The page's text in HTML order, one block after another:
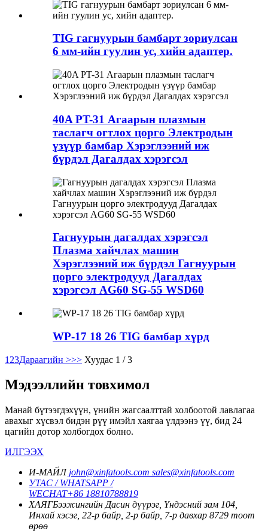
TIG гагнуурын бамбарт зориулсан
6 мм-ийн гуулин ус, хийн адаптер.
40A PT-31 Агаарын плазмын
таслагч огтлох цорго Электродын
үзүүр бамбар Хэрэглээний иж
бүрдэл Дагалдах хэрэгсэл
Гагнуурын дагалдах хэрэгсэл
Плазма хайчлах машин
Хэрэглээний иж бүрдэл Гагнуурын
цорго электродууд Дагалдах
хэрэгсэл AG60 SG-55 WSD60
WP-17 18 26 TIG бамбар хүрд
1 23Дараагийн >>> Хуудас 1 / 3
Мэдээллийн товхимол
Манай бүтээгдэхүүн, үнийн жагсаалттай холбоотой лавлагаа
авахыг хүсвэл бидэн рүү имэйл хаягаа үлдээнэ үү, бид 24
цагийн дотор холбогдох болно.
ИЛГЭЭХ
И-МАЙЛ john@xinfatools.com sales@xinfatools.com
УТАС / WHATSAPP /
WECHAT+86 18810788819
ХАЯГБээжингийн Дасин дүүрэг, Үндэсний зам 104,
Инхай хэсэг, 22-р байр, 2-р байр, 7-р давхар 8729 тоот
өрөө